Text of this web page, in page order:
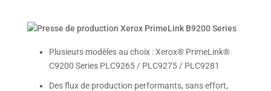
Plusieurs modèles au choix : Xerox® PrimeLink®
C9200 Series PLC9265 / PLC9275 / PLC9281
Des flux de production performants, sans effort,